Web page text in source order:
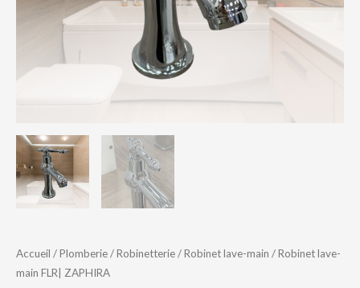
Accueil /Plomberie/Robinetterie/Robinet lave-main / Robinet lave-
main FLR| ZAPHIRA